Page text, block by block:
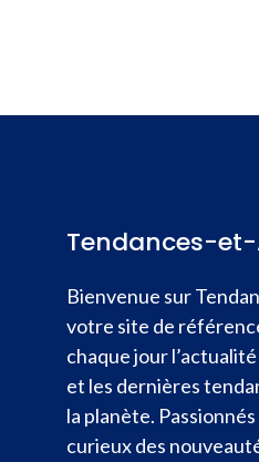
Tendances-
Bienvenue sur
votre site de
chaque jour
et les dernières
la planète.
curieux des